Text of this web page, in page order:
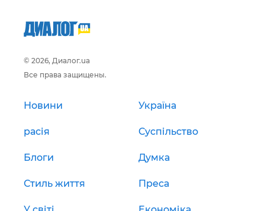
© 2026, Диалог.ua
Все права защищены.
Новини Україна
расія Суспільство
Блоги Думка
Стиль життя Преса